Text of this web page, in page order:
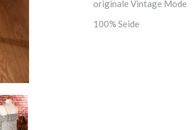
originale Vintage Mode
100% Seide